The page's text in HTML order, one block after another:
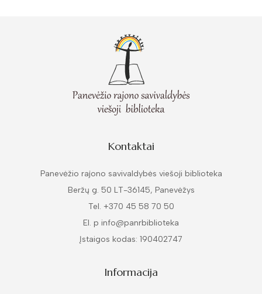
Kontaktai
Panevėžio rajono savivaldybės viešoji biblioteka
Beržų g. 50 LT-36145, Panevėžys
Tel. +370 45 58 70 50
El. p info@panrbiblioteka
Įstaigos kodas: 190402747
Informacija